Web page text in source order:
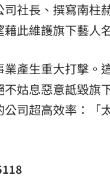
社長、撰寫南柱
此維護旗下藝人
產生重大打擊。
姑息惡意詆毀旗
司超高效率：「